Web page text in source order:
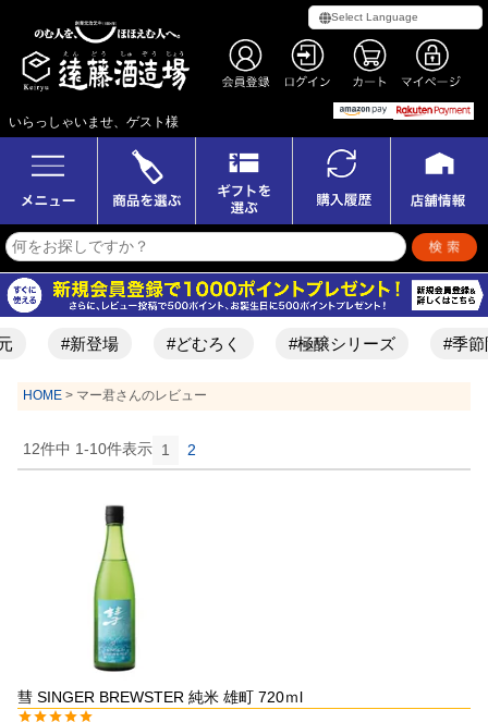
いらっしゃいませ、ゲスト様
#新登場 #どむろく #極醸シリーズ #季節
HOME マー君さんのレビュー
12件中 1-10件表示 1 2
彗 SINGER BREWSTER 純米 雄町 720ｍl